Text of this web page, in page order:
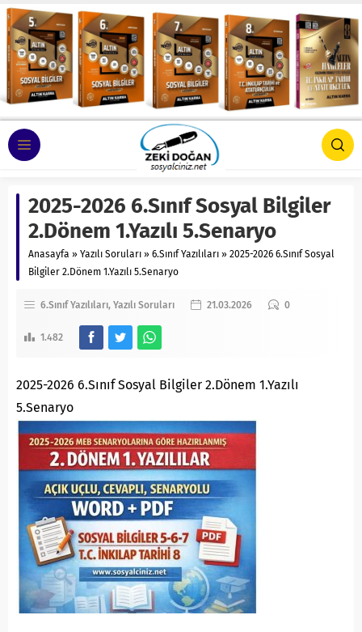
2025-2026 6.Sınıf Sosyal Bilgiler
2.Dönem 1.Yazılı 5.Senaryo
Anasayfa » Yazılı Soruları » 6.Sınıf Yazılıları » 2025-2026 6.Sınıf Sosyal
Bilgiler 2.Dönem 1.Yazılı 5.Senaryo
6.Sınıf Yazılıları Yazılı Soruları 21.03.2026 0
1.482
2025-2026 6.Sınıf Sosyal Bilgiler 2.Dönem 1.Yazılı
5.Senaryo